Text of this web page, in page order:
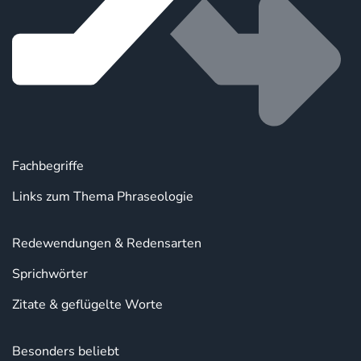
Fachbegriffe
Links zum Thema Phraseologie
Redewendungen & Redensarten
Sprichwörter
Zitate & geflügelte Worte
Besonders beliebt